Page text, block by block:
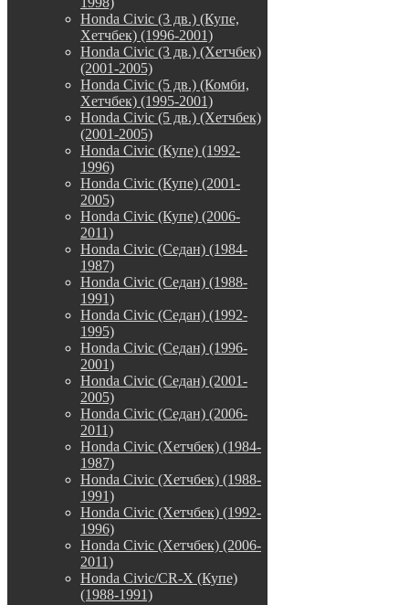
Honda Civic (3 дв.) (Купе,
Хетчбек) (1996-2001)
Honda Civic (3 дв.) (Хетчбек)
(2001-2005)
Honda Civic (5 дв.) (Комби,
Хетчбек) (1995-2001)
Honda Civic (5 дв.) (Хетчбек)
(2001-2005)
Honda Civic (Купе) (1992-
1996)
Honda Civic (Купе) (2001-
2005)
Honda Civic (Купе) (2006-
2011)
Honda Civic (Седан) (1984-
1987)
Honda Civic (Седан) (1988-
1991)
Honda Civic (Седан) (1992-
1995)
Honda Civic (Седан) (1996-
2001)
Honda Civic (Седан) (2001-
2005)
Honda Civic (Седан) (2006-
2011)
Honda Civic (Хетчбек) (1984-
1987)
Honda Civic (Хетчбек) (1988-
1991)
Honda Civic (Хетчбек) (1992-
1996)
Honda Civic (Хетчбек) (2006-
2011)
Honda Civic/CR-X (Купе)
(1988-1991)